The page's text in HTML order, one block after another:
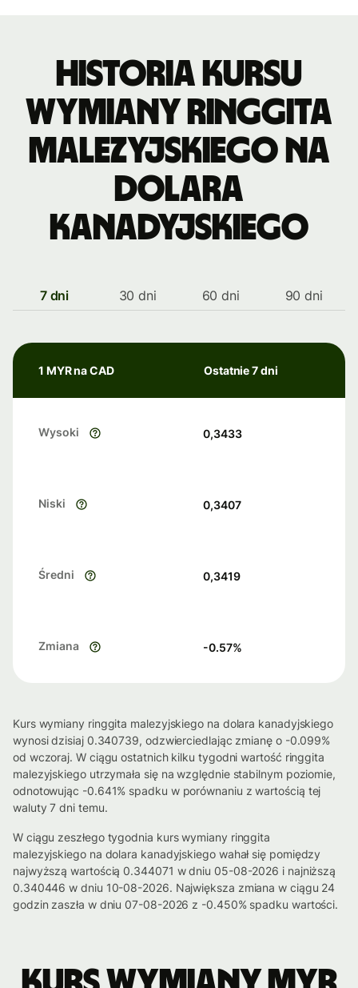
Historia kursu
wymiany ringgita
malezyjskiego na
dolara
kanadyjskiego
7 dni 30 dni 60 dni 90 dni
1 MYR na CAD Ostatnie 7 dni
Wysoki 0,3433
Niski 0,3407
Średni 0,3419
Zmiana -0.57%
Kurs wymiany ringgita malezyjskiego na dolara kanadyjskiego
wynosi dzisiaj 0.340739, odzwierciedlając zmianę o -0.099%
od wczoraj. W ciągu ostatnich kilku tygodni wartość ringgita
malezyjskiego utrzymała się na względnie stabilnym poziomie,
odnotowując -0.641% spadku w porównaniu z wartością tej
waluty 7 dni temu.
W ciągu zeszłego tygodnia kurs wymiany ringgita
malezyjskiego na dolara kanadyjskiego wahał się pomiędzy
najwyższą wartością 0.344071 w dniu 05-08-2026 i najniższą
0.340446 w dniu 10-08-2026. Największa zmiana w ciągu 24
godzin zaszła w dniu 07-08-2026 z -0.450% spadku wartości.